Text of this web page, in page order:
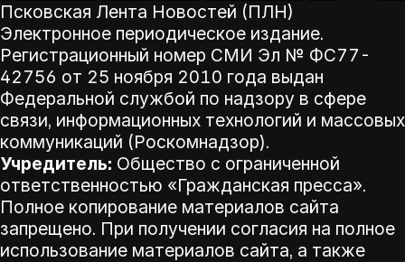
Псковская Лента Новостей (ПЛН)
Электронное периодическое издание.
Регистрационный номер СМИ Эл № ФС77-
42756 от 25 ноября 2010 года выдан
Федеральной службой по надзору в сфере
связи, информационных технологий и массовых
коммуникаций (Роскомнадзор).
Учредитель: Общество с ограниченной
ответственностью «Гражданская пресса».
Полное копирование материалов сайта
запрещено. При получении согласия на полное
использование материалов сайта, а также